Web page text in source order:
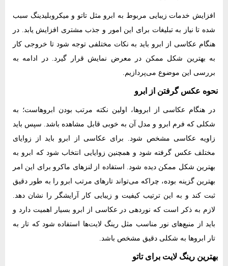
افزایش خدمات زیبایی مربوط به ابرو مثل تاتو و میکروبلیدینگ سبب
شده تا نیاز به تبلیغات برای این امور و جذب مشتری افزایش یابد. در
هنگام عکاسی از ابرو باید به نکات مختلفی توجه شود تا خروجی کار
به بهترین شکل ممکن در معرض نمایش قرار گیرد. در ادامه به
بررسی این موضوع می‌پردازیم.
نحوه عکس گرفتن از ابرو
در هنگام عکاسی از ابروها، اولین نکته مرتب بودن ابروهاست؛ به
شکلی که فرم ابرو و مدل آن به خوبی قابل مشاهده باشد. سپس باید
زاویه عکاسی مشخص شود. برای عکاسی از ابرو باید از زوایای
مختلف عکس گرفته شود و همچنین زوایایی انتخاب شود که ابرو به
بهترین شکل ممکن دیده شود. استفاده از لنزهای ماکرو برای این امر
بهترین گزینه بوده، چراکه می‌تواند تارهای مرتب ابرو را به طور دقیق
ثبت کند و به این ترتیب کیفیت و زیبایی کار آرایشگر را نشان دهد.
لازم به ذکر است که نوردهی در عکاسی از ابرو بسیار اهمیت دارد و
باید از منبع‌های نور مناسب مثل رینگ لایت‌ها استفاده شود که تار به
تار ابروها به شکلی دقیق مشخص باشد.
بهترین رینگ لایت برای تاتو